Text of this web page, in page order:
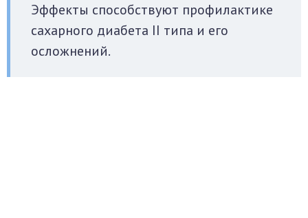
Эффекты способствуют профилактике
сахарного диабета II типа и его
осложнений.